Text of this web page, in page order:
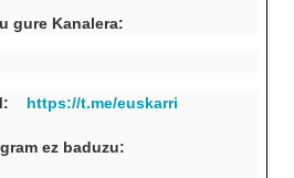
gure Kanalera:
https://t.me/euskarri
ez baduzu: